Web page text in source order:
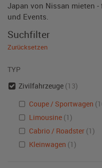
Japan von Nissan mieten
und Events.
Suchfilter
Zurücksetzen
TYP
Zivilfahrzeuge (13)
Coupe / Sportwagen
Limousine (1)
Cabrio / Roadster (1)
Kleinwagen (1)